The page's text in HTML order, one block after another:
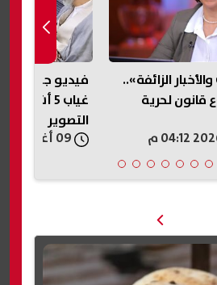
الزائفة»..
قانون لحرية
فيديو جديد
غياب 5
التصوير